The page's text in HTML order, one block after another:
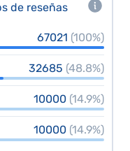
de reseñas
67021 (100%)
32685 (48.8%)
10000 (14.9%)
10000 (14.9%)